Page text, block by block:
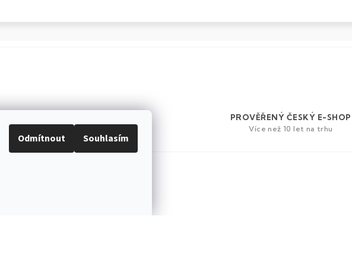
Odmítnout Souhlasím
Do 24h
PROVĚŘENÝ ČESKÝ E-SHOP
Více než 10 let na trhu